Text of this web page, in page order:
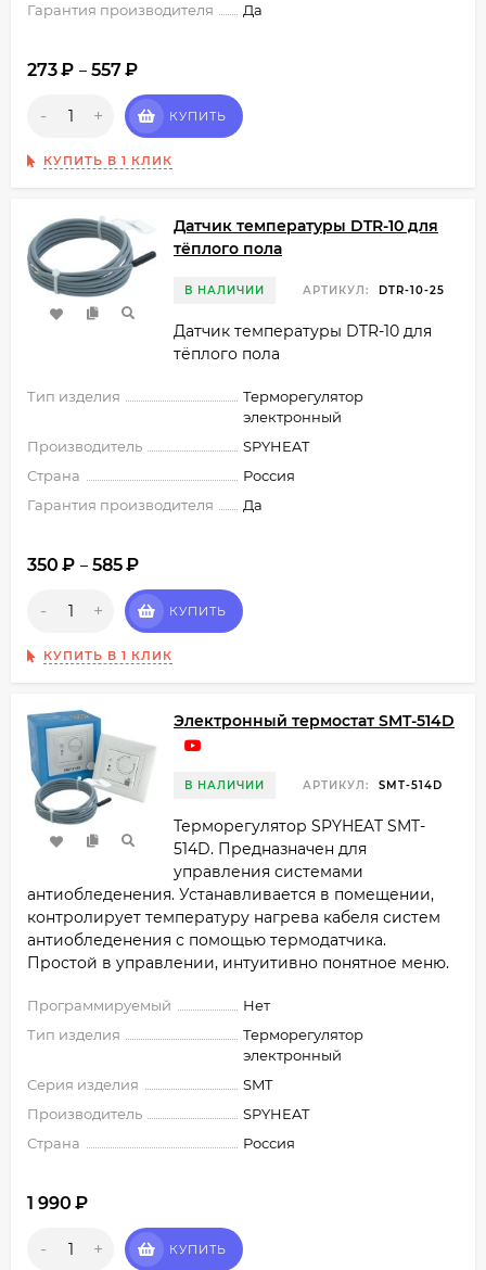
Гарантия производителя
Да
273₽ – 557₽
- + КУПИТЬ
КУПИТЬ В 1 КЛИК
Датчик температуры DTR-10 для
тёплого пола
В НАЛИЧИИ АРТИКУЛ: DTR-10-25
Датчик температуры DTR-10 для
тёплого пола
Тип изделия
Терморегулятор
электронный
Производитель
SPYHEAT
Страна
Россия
Гарантия производителя
Да
350 ₽ – 585₽
- + КУПИТЬ
КУПИТЬ В 1 КЛИК
Электронный термостат SMT-514D
В НАЛИЧИИ АРТИКУЛ: SMT-514D
Терморегулятор SPYHEAT SMT-
514D. Предназначен для
управления системами
антиобледенения. Устанавливается в помещении,
контролирует температуру нагрева кабеля систем
антиобледенения с помощью термодатчика.
Простой в управлении, интуитивно понятное меню.
Программируемый
Нет
Тип изделия
Терморегулятор
электронный
Серия изделия
SMT
Производитель
SPYHEAT
Страна
Россия
1 990 ₽
- + КУПИТЬ